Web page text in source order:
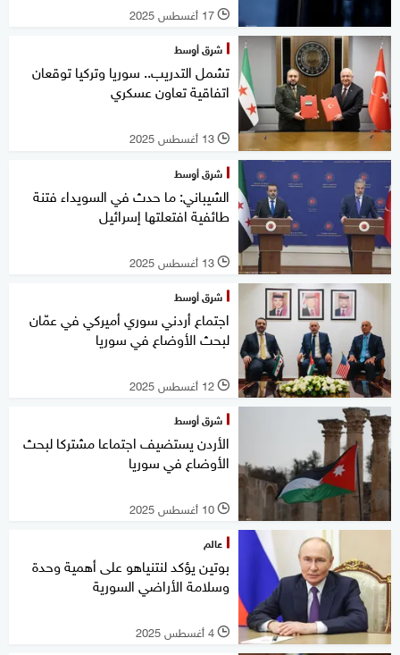
l 17 أغسطس 2025
شرق أوسط
تشمل التدريب.. سوريا وتركيا توقعان
اتفاقية تعاون عسكري
l 13 أغسطس 2025
شرق أوسط
الشيباني: ما حدث في السويداء فتنة
طائفية افتعلتها إسرائيل
l 13 أغسطس 2025
شرق أوسط
اجتماع أردني سوري أميركي في عمّان
لبحث الأوضاع في سوريا
l 12 أغسطس 2025
شرق أوسط
الأردن يستضيف اجتماعا مشتركا لبحث
الأوضاع في سوريا
l 10 أغسطس 2025
عالم
بوتين يؤكد لنتنياهو على أهمية وحدة
وسلامة الأراضي السورية
l 4 أغسطس 2025